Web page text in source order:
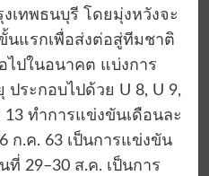
เทพธนบุรี โดยมุ่งหวังจะ
นแรกเพื่อส่งต่อสู่ทีมชาติ
ปในอนาคต แบ่งการ
ระกอบไปด้วย U 8, U 9,
13 ทำการแข่งขันเดือนละ
ก.ค. 63 เป็นการแข่งขัน
ที่ 29–30 ส.ค. เป็นการ